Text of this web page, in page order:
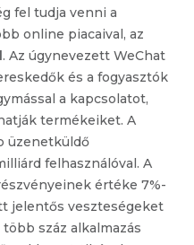
fel tudja venni a
online piacaival, az
. Az úgynevezett WeChat
és a fogyasztók
a kapcsolatot,
termékeiket. A
üzenetküldő
felhasználóval. A
értéke 7%-
jelentős veszteségeket
száz alkalmazás